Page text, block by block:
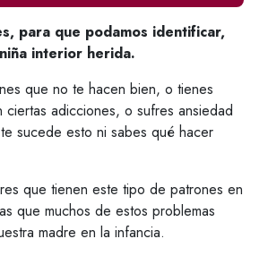
para que podamos identificar,
interior herida.
que no te hacen bien, o tienes
adicciones, o sufres ansiedad
sucede esto ni sabes qué hacer
que tienen este tipo de patrones en
que muchos de estos problemas
madre en la infancia.